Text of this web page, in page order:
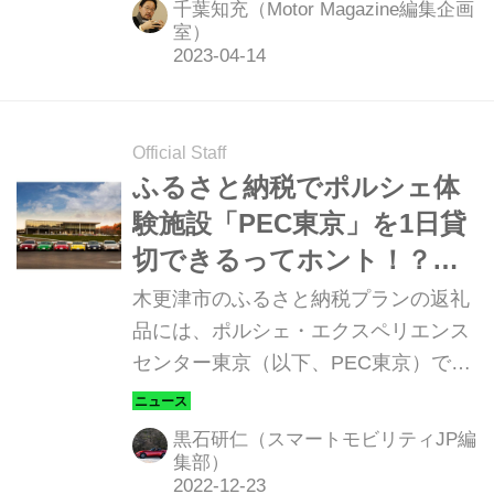
についてインタビュー、これから求め
られるものに対する取り組みの一端
千葉知充（Motor Magazine編集企画
室）
Official Staff
ふるさと納税でポルシェ体
験施設「PEC東京」を1日貸
切できるってホント！？お
友達を集めての激走パーテ
ィに、いかがでしょう
木更津市のふるさと納税プランの返礼
品には、ポルシェ・エクスペリエンス
センター東京（以下、PEC東京）で
の、ポルシェ走行体験ができるものが
ある。そのうちの最高グレード、「1
日貸切プラン」のすっごいサービスに
黒石研仁（スマートモビリティJP編
集部）